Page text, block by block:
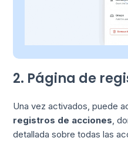
2. Página de
Una vez activados, puede
registros de acciones,
detallada sobre todas las